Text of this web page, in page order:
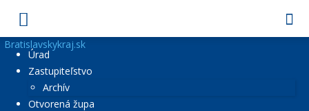
Bratislavskykraj.sk
Úrad
Zastupiteľstvo
Archív
Otvorená župa